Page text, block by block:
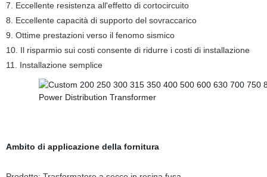
7. Eccellente resistenza all'effetto di cortocircuito
8. Eccellente capacità di supporto del sovraccarico
9. Ottime prestazioni verso il fenomo sismico
10. Il risparmio sui costi consente di ridurre i costi di installazione
11. Installazione semplice
Ambito di applicazione della fornitura